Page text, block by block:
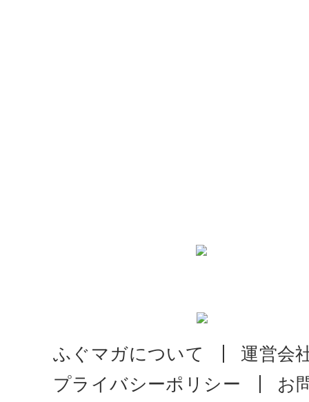
ふぐマガについて
運営会
プライバシーポリシー
お